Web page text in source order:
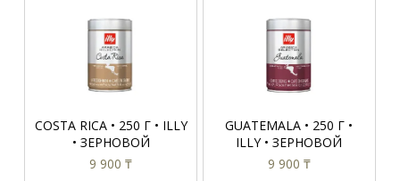
COSTA RICA • 250 Г • ILLY
• ЗЕРНОВОЙ
9 900 ₸
GUATEMALA • 250 Г •
ILLY • ЗЕРНОВОЙ
9 900 ₸